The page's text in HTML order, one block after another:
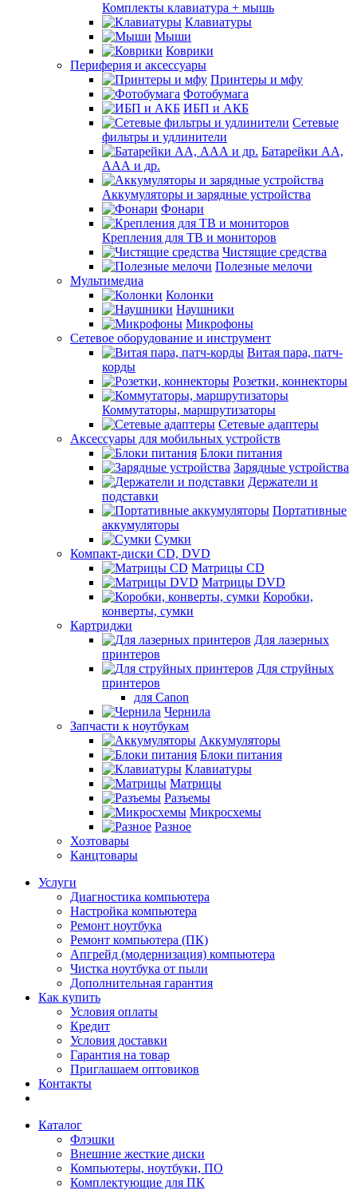
Комплекты клавиатура + мышь
Клавиатуры
Мыши
Коврики
Периферия и аксессуары
Принтеры и мфу
Фотобумага
ИБП и АКБ
Сетевые
фильтры и удлинители
Батарейки АА,
ААА и др.
Аккумуляторы и зарядные устройства
Фонари
Крепления для ТВ и мониторов
Чистящие средства
Полезные мелочи
Мультимедиа
Колонки
Наушники
Микрофоны
Сетевое оборудование и инструмент
Витая пара, патч-
корды
Розетки, коннекторы
Коммутаторы, маршрутизаторы
Сетевые адаптеры
Аксессуары для мобильных устройств
Блоки питания
Зарядные устройства
Держатели и
подставки
Портативные
аккумуляторы
Сумки
Компакт-диски CD, DVD
Матрицы CD
Матрицы DVD
Коробки,
конверты, сумки
Картриджи
Для лазерных
принтеров
Для струйных
принтеров
для Canon
Чернила
Запчасти к ноутбукам
Аккумуляторы
Блоки питания
Клавиатуры
Матрицы
Разъемы
Микросхемы
Разное
Хозтовары
Канцтовары
Услуги
Диагностика компьютера
Настройка компьютера
Ремонт ноутбука
Ремонт компьютера (ПК)
Апгрейд (модернизация) компьютера
Чистка ноутбука от пыли
Дополнительная гарантия
Как купить
Условия оплаты
Кредит
Условия доставки
Гарантия на товар
Приглашаем оптовиков
Контакты
Каталог
Флэшки
Внешние жесткие диски
Компьютеры, ноутбуки, ПО
Комплектующие для ПК